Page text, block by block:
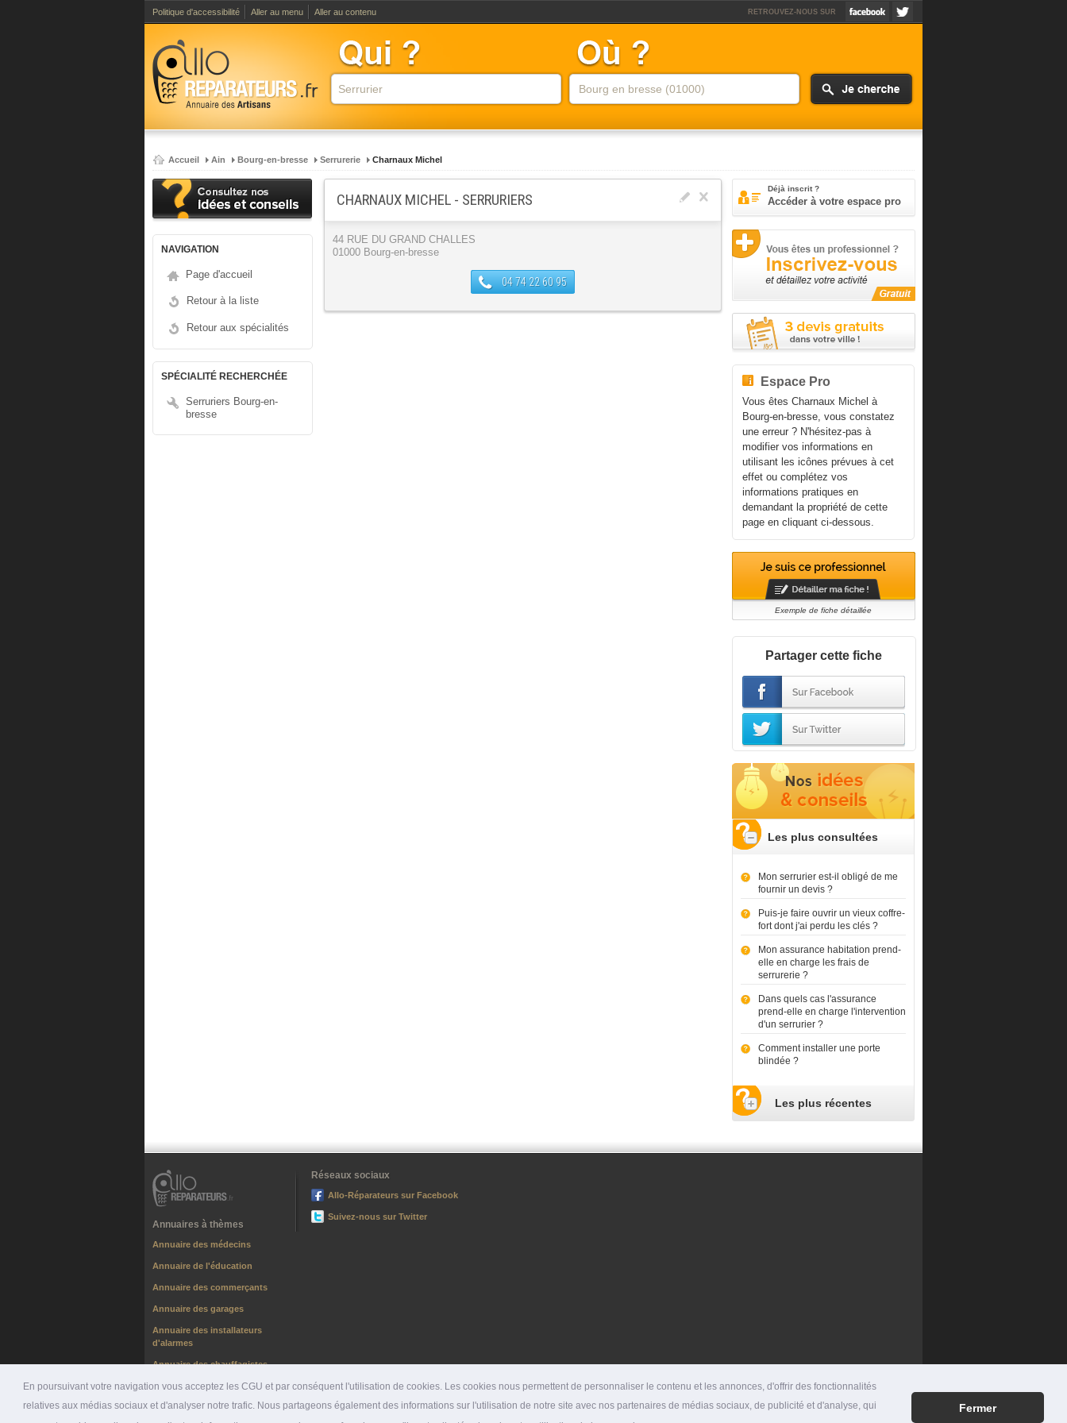
En poursuivant votre navigation vous acceptez les CGU et par conséquent l'utilisation de cookies. Les cookies nous permettent de personnaliser le contenu et les annonces, d'offrir des fonctionnalités
relatives aux médias sociaux et d'analyser notre trafic. Nous partageons également des informations sur l'utilisation de notre site avec nos partenaires de médias sociaux, de publicité et d'analyse, qui
Fermer
Politique d'accessibilité Aller au menu Aller au contenu RETROUVEZ-NOUS SUR
Accueil Ain Bourg-en-bresse Serrurerie Charnaux Michel
NAVIGATION
Page d'accueil
Retour à la liste
Retour aux spécialités
SPÉCIALITÉ RECHERCHÉE
Serruriers Bourg-en-
bresse
CHARNAUX MICHEL - SERRURIERS
44 RUE DU GRAND CHALLES
01000 Bourg-en-bresse
04 74 22 60 95
Déjà inscrit ?
Accéder à votre espace pro
Espace Pro
Vous êtes Charnaux Michel à
Bourg-en-bresse, vous constatez
une erreur ? N'hésitez-pas à
modifier vos informations en
utilisant les icônes prévues à cet
effet ou complétez vos
informations pratiques en
demandant la propriété de cette
page en cliquant ci-dessous.
Exemple de fiche détaillée
Partager cette fiche
Les plus consultées
Mon serrurier est-il obligé de me
fournir un devis ?
Puis-je faire ouvrir un vieux coffre-
fort dont j'ai perdu les clés ?
Mon assurance habitation prend-
elle en charge les frais de
serrurerie ?
Dans quels cas l'assurance
prend-elle en charge l'intervention
d'un serrurier ?
Comment installer une porte
blindée ?
Les plus récentes
Annuaires à thèmes
Annuaire des médecins
Annuaire de l'éducation
Annuaire des commerçants
Annuaire des garages
Annuaire des installateurs
d'alarmes
Annuaire des chauffagistes
Réseaux sociaux
Allo-Réparateurs sur Facebook
Suivez-nous sur Twitter